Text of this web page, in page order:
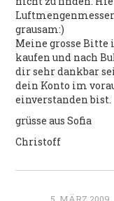
grausam:)
Meine grosse Bitte
kaufen und nach
dir sehr dankbar
dein Konto im
einverstanden bist.
grüsse aus Sofia
Christoff